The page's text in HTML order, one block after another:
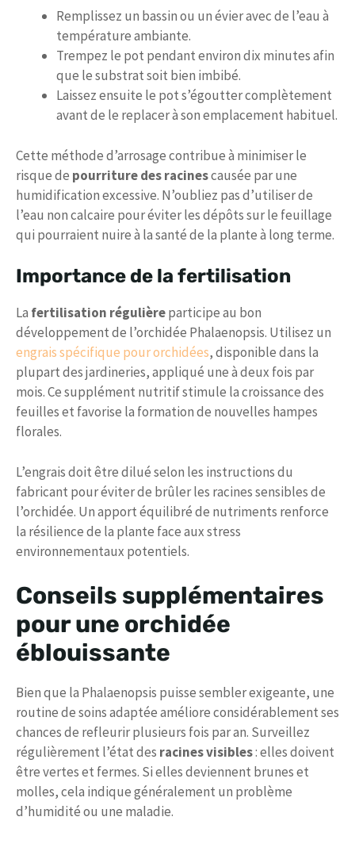
Remplissez un bassin ou un évier avec de l’eau à
température ambiante.
Trempez le pot pendant environ dix minutes afin
que le substrat soit bien imbibé.
Laissez ensuite le pot s’égoutter complètement
avant de le replacer à son emplacement habituel.
Cette méthode d’arrosage contribue à minimiser le
risque de pourriture des racinescausée par une
humidification excessive. N’oubliez pas d’utiliser de
l’eau non calcaire pour éviter les dépôts sur le feuillage
qui pourraient nuire à la santé de la plante à long terme.
Importance de la fertilisation
La fertilisation régulièreparticipe au bon
développement de l’orchidée Phalaenopsis. Utilisez un
engrais spécifique pour orchidées, disponible dans la
plupart des jardineries, appliqué une à deux fois par
mois. Ce supplément nutritif stimule la croissance des
feuilles et favorise la formation de nouvelles hampes
florales.
L’engrais doit être dilué selon les instructions du
fabricant pour éviter de brûler les racines sensibles de
l’orchidée. Un apport équilibré de nutriments renforce
la résilience de la plante face aux stress
environnementaux potentiels.
Conseils supplémentaires
pour une orchidée
éblouissante
Bien que la Phalaenopsis puisse sembler exigeante, une
routine de soins adaptée améliore considérablement ses
chances de refleurir plusieurs fois par an. Surveillez
régulièrement l’état des racines visibles: elles doivent
être vertes et fermes. Si elles deviennent brunes et
molles, cela indique généralement un problème
d’humidité ou une maladie.